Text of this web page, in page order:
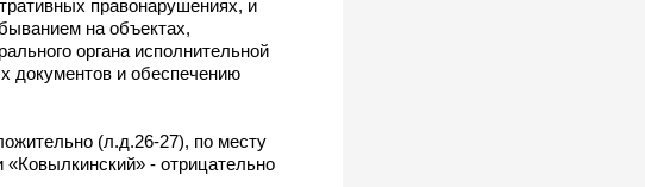
правонарушениях, и
на объектах,
органа исполнительной
документов и обеспечению
(л.д.26-27), по месту
- отрицательно